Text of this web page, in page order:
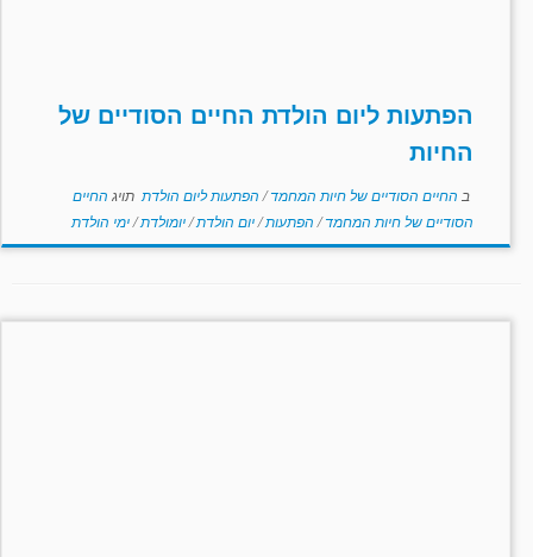
הפתעות ליום הולדת החיים הסודיים של
החיות
ב החיים הסודיים של חיות המחמד/ הפתעות ליום הולדת תויג החיים
הסודיים של חיות המחמד/ הפתעות/יום הולדת/יומולדת/ימי הולדת